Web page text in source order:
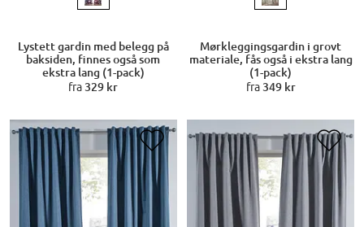
Lystett gardin med belegg på
baksiden, finnes også som
ekstra lang (1-pack)
fra329 kr
Mørkleggingsgardin i grovt
materiale, fås også i ekstra lang
(1-pack)
fra349 kr